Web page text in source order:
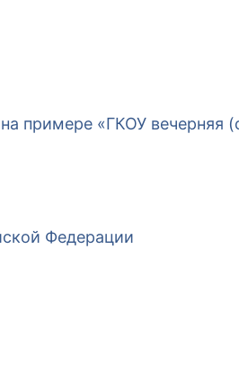
примере «ГКОУ вечерняя
Федерации